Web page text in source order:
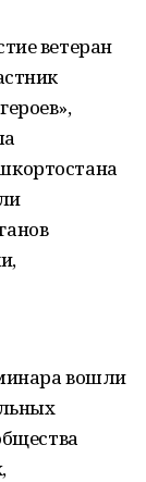
ветеран
вошли